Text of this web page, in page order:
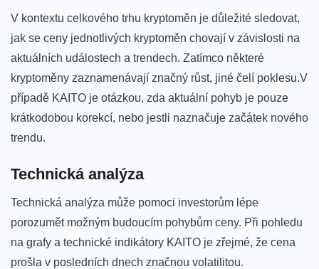
V kontextu celkového trhu kryptoměn‍ je ‍důležité sledovat,
jak se ceny jednotlivých kryptoměn chovají v závislosti na
aktuálních⁣ událostech‍ a trendech. Zatímco některé
kryptoměny zaznamenávají značný růst, jiné čelí⁣ poklesu.V
případě ‍KAITO je otázkou, zda aktuální pohyb‍ je ⁤pouze
krátkodobou korekcí, nebo jestli naznačuje začátek ‍nového
trendu.
Technická analýza
Technická analýza může pomoci investorům lépe
porozumět možným budoucím pohybům ceny. Při⁢ pohledu
na ⁤grafy a technické indikátory KAITO je zřejmé, že ‍cena
prošla v posledních ‍dnech značnou volatilitou.